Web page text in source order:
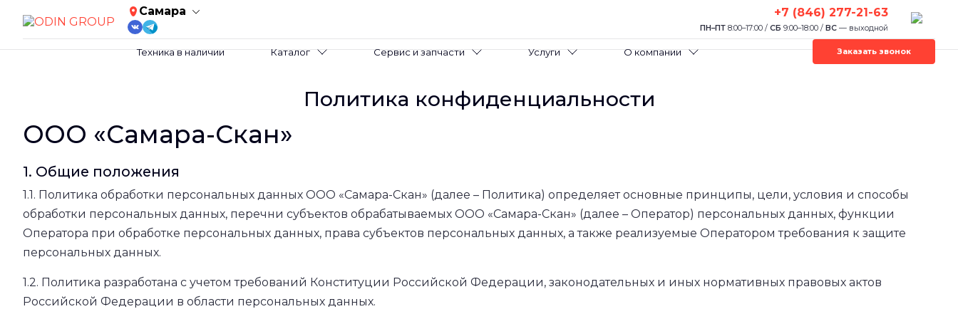
Самара +7 (846) 277-21-63
ПН–ПТ 8:00–17:00 / СБ 9:00–18:00 / ВС — выходной
Техника в наличии Каталог Сервис и запчасти Услуги О компании Заказать звонок
Политика конфиденциальности
ООО «Самара-Скан»
1. Общие положения
1.1. Политика обработки персональных данных ООО «Самара-Скан» (далее – Политика) определяет основные принципы, цели, условия и способы
обработки персональных данных, перечни субъектов обрабатываемых ООО «Самара-Скан» (далее – Оператор) персональных данных, функции
Оператора при обработке персональных данных, права субъектов персональных данных, а также реализуемые Оператором требования к защите
персональных данных.
1.2. Политика разработана с учетом требований Конституции Российской Федерации, законодательных и иных нормативных правовых актов
Российской Федерации в области персональных данных.